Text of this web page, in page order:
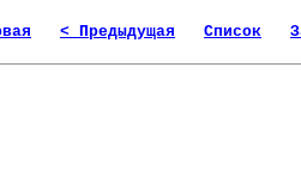
< Предыдущая Список